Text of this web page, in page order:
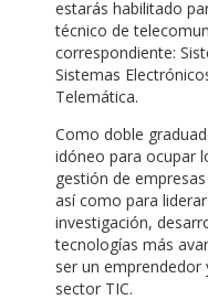
estarás habilitado
técnico de
correspondiente:
Sistemas
Telemática.
Como doble
idóneo para ocupar
gestión de
así como para
investigación,
tecnologías más
ser un emprendedor
sector TIC.